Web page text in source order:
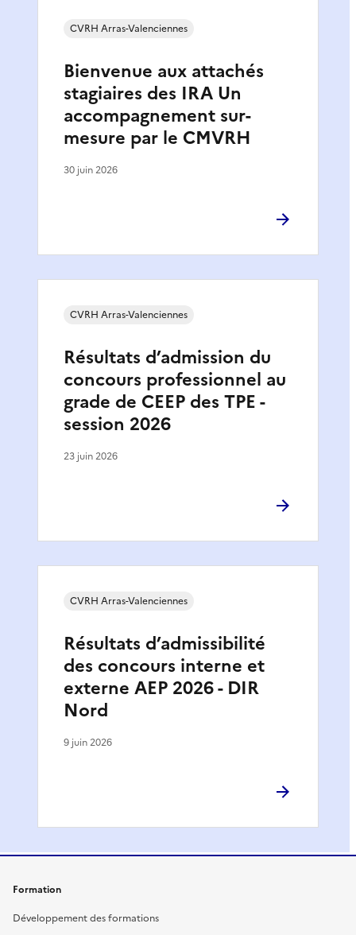
Bienvenue aux attachés
stagiaires des IRA Un
accompagnement sur-
mesure par le CMVRH
CVRH Arras-Valenciennes
30 juin 2026
Résultats d’admission du
concours professionnel au
grade de CEEP des TPE -
session 2026
CVRH Arras-Valenciennes
23 juin 2026
Résultats d’admissibilité
des concours interne et
externe AEP 2026 - DIR
Nord
CVRH Arras-Valenciennes
9 juin 2026
Formation
Développement des formations